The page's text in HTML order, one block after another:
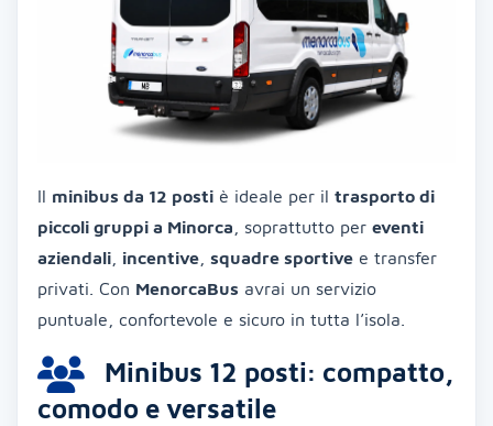
Il minibus da 12 posti è ideale per il trasporto di
piccoli gruppi a Minorca , soprattutto per eventi
aziendali
incentive squadre sportive e transfer
privati. Con MenorcaBus avrai un servizio
puntuale, confortevole e sicuro in tutta l’isola.
Minibus 12 posti: compatto,
comodo e versatile